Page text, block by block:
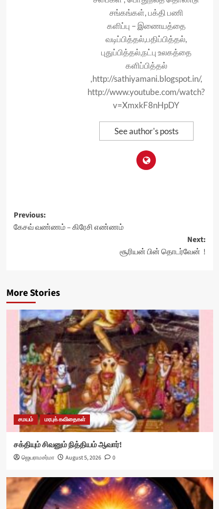
சங்கங்கள், பக்தி பணி
களிப்பு – இணையத்தை
வடிப்பித்தல்,பதிப்பித்தல்,
புதுப்பித்தல்,நட்பு உலகத்தை
களிப்பித்தல்
,http://sathiyamani.blogspot.in/,
http://www.youtube.com/watch?
v=XmxkF8nHpDY
See author's posts
Post
navigation
Previous:
கேசவ் வண்ணம் – கிரேசி எண்ணம்
Next:
சூரியன் பின் தொடர்வேன் !
More Stories
சமயம் மரபுக் கவிதைகள்
சக்தியும் சிவனும் நித்தியம் ஆவார்!
ஜெயராமசர்மா August 5, 2026 0